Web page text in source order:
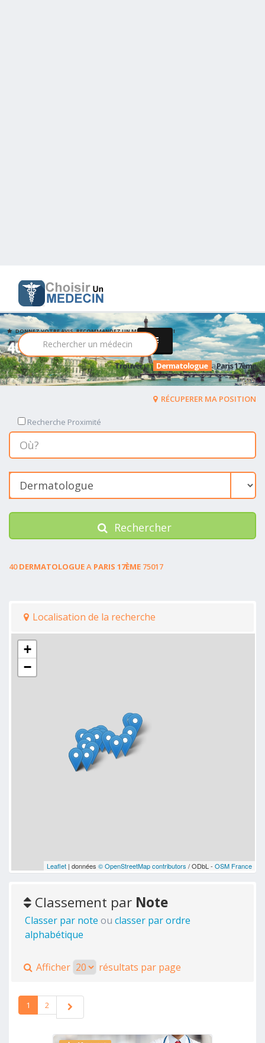
40 Dermatologue
DONNEZ VOTRE AVIS, RECOMMANDEZ UN MEDECIN PARMI
Trouverun Dermatologue aParis 17ème
RÉCUPERER MA POSITION
Recherche Proximité
Rechercher
40DERMATOLOGUEA PARIS 17ÈME 75017
Localisation de la recherche
+
−
Leaflet| données © OpenStreetMap contributors / ODbL - OSM France
Classement par Note
Classer par note ou classer par ordre
alphabétique
Afficher résultats par page
1 2